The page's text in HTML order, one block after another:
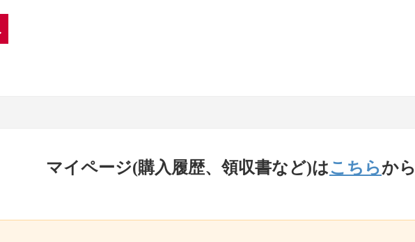
マイページ(購入履歴、領収書など)はこちらから